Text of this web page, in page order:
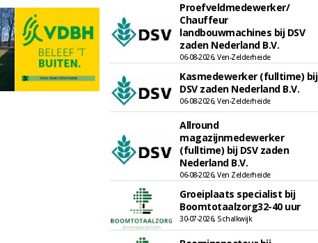
Proefveldmedewerker/
Chauffeur
landbouwmachines bij DSV
zaden Nederland B.V.
06-08-2026, Ven-Zelderheide
Kasmedewerker (fulltime) bij
DSV zaden Nederland B.V.
06-08-2026, Ven-Zelderheide
Allround
magazijnmedewerker
(fulltime) bij DSV zaden
Nederland B.V.
06-08-2026, Ven Zelderheide
Groeiplaats specialist bij
Boomtotaalzorg32-40 uur
30-07-2026, Schalkwijk